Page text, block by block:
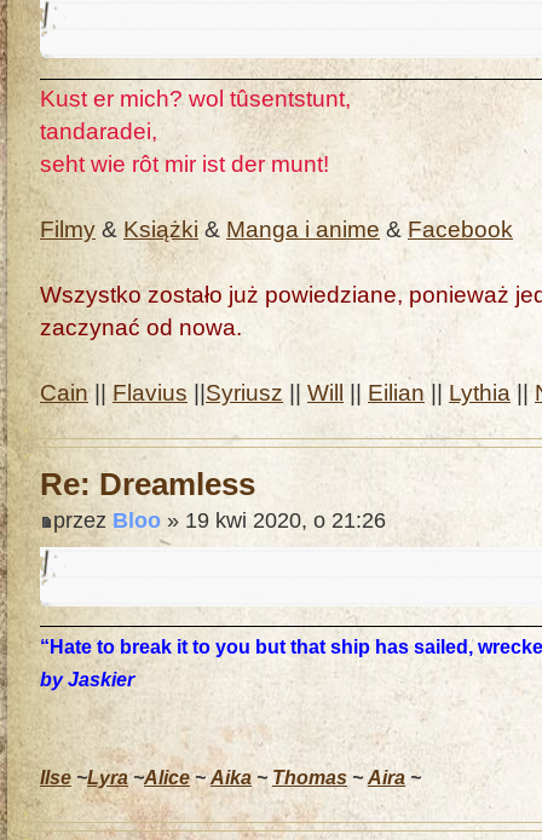
Kust er mich? wol tûsentstunt,
tandaradei,
seht wie rôt mir ist der munt!
Filmy & Książki & Manga i anime & Facebook
Wszystko zostało już powiedziane, ponieważ
zaczynać od nowa.
Cain || Flavius ||Syriusz || Will || Eilian || Lythia||
Re: Dreamless
przez Bloo » 19 kwi 2020, o 21:26
“Hate to break it to you but that ship has sailed,
by Jaskier
Ilse ~Lyra~Alice~Aika ~ Thomas ~ Aira ~